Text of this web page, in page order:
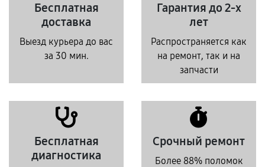
Бесплатная
доставка
Выезд курьера до вас
за 30 мин.
Гарантия до 2-х
лет
Распространяется как
на ремонт, так и на
запчасти
Бесплатная
диагностика
Срочный ремонт
Более 88% поломок